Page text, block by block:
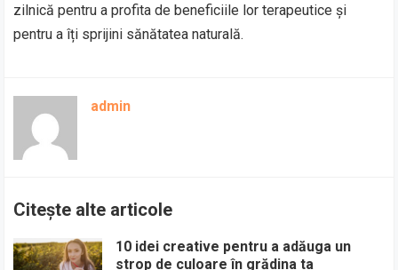
zilnică pentru a profita de beneficiile lor terapeutice și
pentru a îți sprijini sănătatea naturală.
admin
Citește alte articole
10 idei creative pentru a adăuga un
strop de culoare în grădina ta